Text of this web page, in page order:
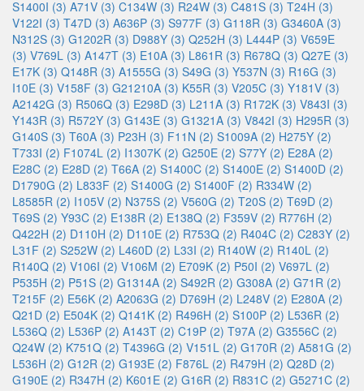
S1400I (3) A71V (3) C134W (3) R24W (3) C481S (3) T24H (3)
V122I (3) T47D (3) A636P (3) S977F (3) G118R (3) G3460A (3)
N312S (3) G1202R (3) D988Y (3) Q252H (3) L444P (3) V659E
(3) V769L (3) A147T (3) E10A (3) L861R (3) R678Q (3) Q27E (3)
E17K (3) Q148R (3) A1555G (3) S49G (3) Y537N (3) R16G (3)
I10E (3) V158F (3) G21210A (3) K55R (3) V205C (3) Y181V (3)
A2142G (3) R506Q (3) E298D (3) L211A (3) R172K (3) V843I (3)
Y143R (3) R572Y (3) G143E (3) G1321A (3) V842I (3) H295R (3)
G140S (3) T60A (3) P23H (3) F11N (2) S1009A (2) H275Y (2)
T733I (2) F1074L (2) I1307K (2) G250E (2) S77Y (2) E28A (2)
E28C (2) E28D (2) T66A (2) S1400C (2) S1400E (2) S1400D (2)
D1790G (2) L833F (2) S1400G (2) S1400F (2) R334W (2)
L8585R (2) I105V (2) N375S (2) V560G (2) T20S (2) T69D (2)
T69S (2) Y93C (2) E138R (2) E138Q (2) F359V (2) R776H (2)
Q422H (2) D110H (2) D110E (2) R753Q (2) R404C (2) C283Y (2)
L31F (2) S252W (2) L460D (2) L33I (2) R140W (2) R140L (2)
R140Q (2) V106I (2) V106M (2) E709K (2) P50I (2) V697L (2)
P535H (2) P51S (2) G1314A (2) S492R (2) G308A (2) G71R (2)
T215F (2) E56K (2) A2063G (2) D769H (2) L248V (2) E280A (2)
Q21D (2) E504K (2) Q141K (2) R496H (2) S100P (2) L536R (2)
L536Q (2) L536P (2) A143T (2) C19P (2) T97A (2) G3556C (2)
Q24W (2) K751Q (2) T4396G (2) V151L (2) G170R (2) A581G (2)
L536H (2) G12R (2) G193E (2) F876L (2) R479H (2) Q28D (2)
G190E (2) R347H (2) K601E (2) G16R (2) R831C (2) G5271C (2)